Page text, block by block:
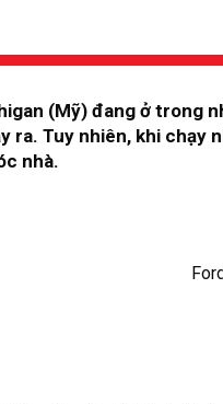
(Mỹ) đang ở trong
ra. Tuy nhiên, khi
nhà.